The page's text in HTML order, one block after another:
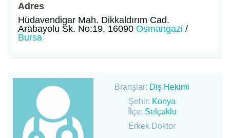
Adres
Hüdavendigar Mah. Dikkaldırım Cad.
Arabayolu Sk. No:19, 16090 Osmangazi /
Bursa
Branşlar: Diş Hekimi
Şehir: Konya
İlçe: Selçuklu
Erkek Doktor